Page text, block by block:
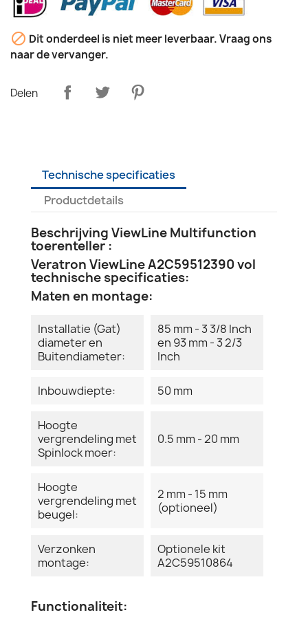
 Dit onderdeel is niet meer leverbaar. Vraag ons
naar de vervanger.
Delen
Technische specificaties
Productdetails
Beschrijving ViewLine Multifunction
toerenteller :
Veratron ViewLine A2C59512390 vol
technische specificaties:
Maten en montage:
Installatie (Gat)
diameter en
Buitendiameter:
85 mm - 3 3/8 Inch
en 93 mm - 3 2/3
Inch
Inbouwdiepte: 50 mm
Hoogte
vergrendeling met
Spinlock moer:
0.5 mm - 20 mm
Hoogte
vergrendeling met
beugel:
2 mm - 15 mm
(optioneel)
Verzonken
montage:
Optionele kit
A2C59510864
Functionaliteit: